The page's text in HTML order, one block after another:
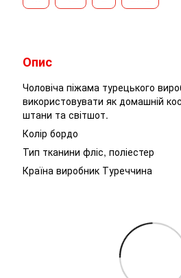
Опис
Чоловіча піжама турецького
використовувати як домашній
штани та світшот.
Колір бордо
Тип тканини фліс, поліестер
Країна виробник Туреччина